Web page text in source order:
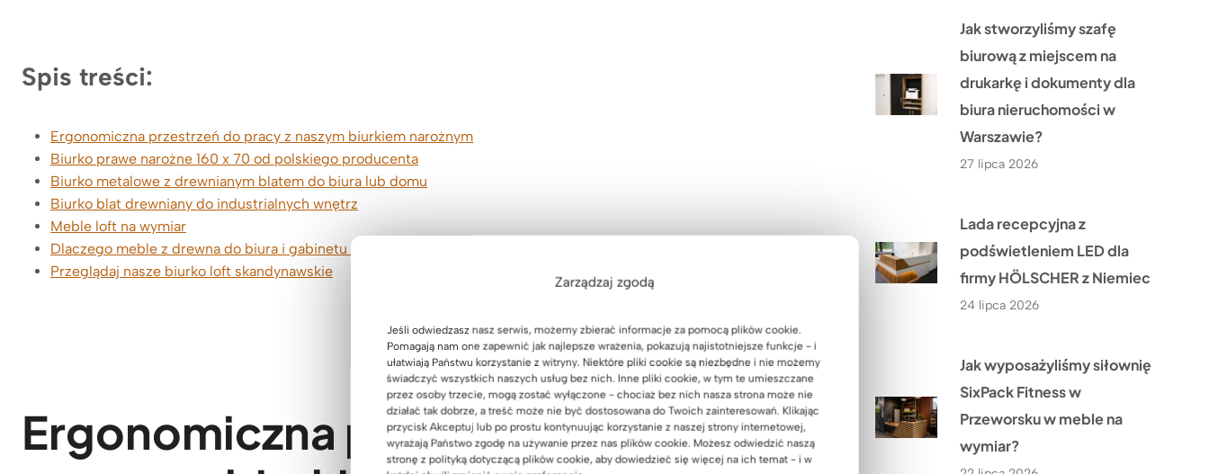
Zarządzaj zgodą
Jeśli odwiedzasz nasz serwis, możemy zbierać informacje za pomocą plików cookie.
Pomagają nam one zapewnić jak najlepsze wrażenia, pokazują najistotniejsze funkcje - i
ułatwiają Państwu korzystanie z witryny. Niektóre pliki cookie są niezbędne i nie możemy
świadczyć wszystkich naszych usług bez nich. Inne pliki cookie, w tym te umieszczane
przez osoby trzecie, mogą zostać wyłączone - chociaż bez nich nasza strona może nie
działać tak dobrze, a treść może nie być dostosowana do Twoich zainteresowań. Klikając
przycisk Akceptuj lub po prostu kontynuując korzystanie z naszej strony internetowej,
wyrażają Państwo zgodę na używanie przez nas plików cookie. Możesz odwiedzić naszą
stronę z polityką dotyczącą plików cookie, aby dowiedzieć się więcej na ich temat - i w
Spis treści:
Ergonomiczna przestrzeń do pracy z naszym biurkiem narożnym
Biurko prawe narożne 160 x 70 od polskiego producenta
Biurko metalowe z drewnianym blatem do biura lub domu
Biurko blat drewniany do industrialnych wnętrz
Meble loft na wymiar
Dlaczego meble z drewna do biura i gabinetu od Deerhorn – podsumowanie.
Przeglądaj nasze biurko loft skandynawskie
Ergonomiczna przestrzeń do pracy
Jak stworzyliśmy szafę
biurową z miejscem na
drukarkę i dokumenty dla
biura nieruchomości w
Warszawie?
27 lipca 2026
Lada recepcyjna z
podświetleniem LED dla
firmy HÖLSCHER z Niemiec
24 lipca 2026
Jak wyposażyliśmy siłownię
SixPack Fitness w
Przeworsku w meble na
wymiar?